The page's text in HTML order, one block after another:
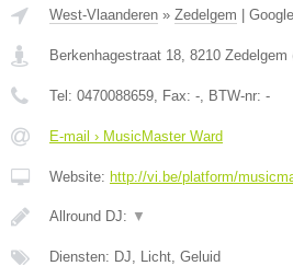
West-Vlaanderen » Zedelgem
Berkenhagestraat 18 8210 Zedelgem
Tel: 0470088659 , Fax: - , BTW-nr: -
E-mail › MusicMaster Ward
Website: http://vi.be/platform/
Allround DJ: ▼
Diensten: DJ, Licht, Geluid